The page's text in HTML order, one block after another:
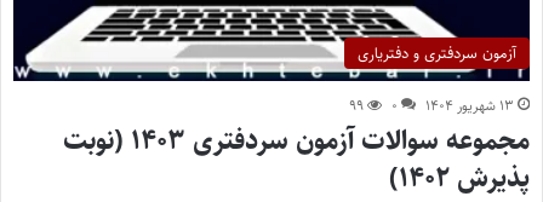
آزمون سردفتری و دفتریاری
۱۳ شهریور ۱۴۰۴ ۰ ۹۹
مجموعه سوالات آزمون سردفتری ۱۴۰۳ (نوبت
پذیرش ۱۴۰۲)